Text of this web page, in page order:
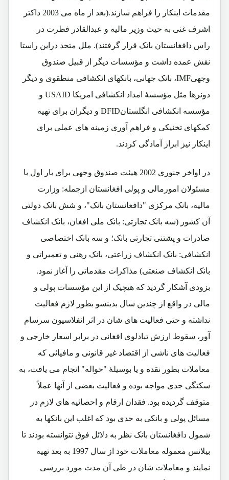
مقدمات اینکار را فراهم سازند.(بعد از ماه می 2003 داکتر
اشرف غنی به حیث وزیر مالیه و عبدالقادر فطرت در
راس دافغانستان بانک قرار گرفتند). ملل متحد دراین راستا
نقش عمده داشت و مؤسسات دیگر از قبیل صندوق
وجهیIMF، بانک جهانی، بانکهای انکشافی منطقوی و دیگر
دونرها مثل مؤسسۀ امداد انکشافی امریکا USAID و
مؤسسه انکشافی انگلستانDFID و دیگران برای تهیه
کمکهای تخنیکی و فراهم آوری زمینه های عملی برای
اینکار نیز ابراز آمادگی کردند.
در اواخر جنوری 2002 هیئت صندوق وجهی برای بار اول با
مسئولان امورمالی و پولی افغانستان ازجمله: وزارت
مالیه، بانک مرکزی "دافغانستان بانک"، و شش بانک دولتی
آن کشور (سه بانک تجارتی: بانک ملی افغان، بانک انکشاف
صادرات و پشتنی تجارتی بانک؛ و سه بانک اختصاصی
انکشافی: بانک انکشاف زراعتی، بانک رهنی و تعمیراتی و
بانک انکشاف صنعتی) مذاکرات مقدماتی را آغاز نمود.
بزودی آشکار گردید که هیچیک از این مؤسسات پولی و
مالی در واقع از چندین سال بدینسو بطور لازم فعالیت
نداشته و حتی فعالیت های شان در اثر انفلاسیون سرسام
آور، سقوط ارزش تبادلوی افغانی در برابر اسعار خارجی و
فعالیت های ناشی از اقتصاد غیر قانونی و مافیائی که
معاملات بطور نقده و یا بوسیلۀ "حواله" انجام می یافت، به
سکتگی جدی مواجه بوده و فعالیت بعضی از آنها عملاً
متوقف گردیده بود. فقدان ارقام و احصائیه های لازم در
مسائل پولی و بانکی به حدی بود که اغلب این بانکها به
شمول دافغانستان بانک نظر به دلائل فوق نتوانسته بودند تا
بیلانس معموله معاملات خود از سال 1997 به بعد تهیه
نمایند و معاملات شان در طی آن مدت مورد بررسی